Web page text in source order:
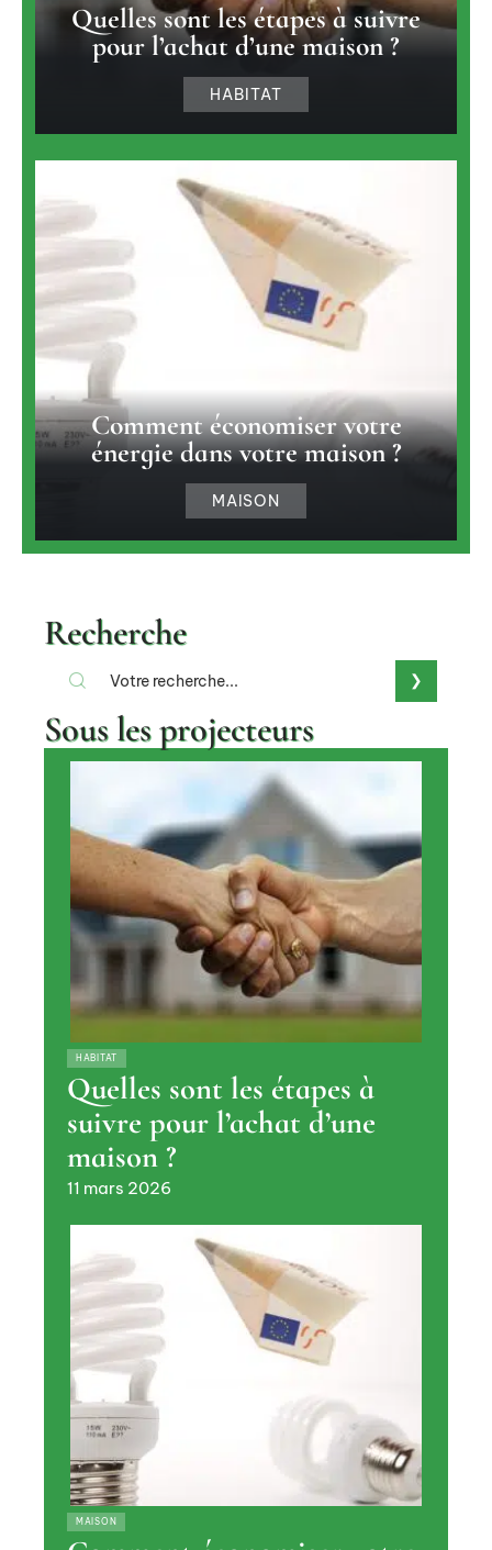
Quelles sont les étapes à suivre
pour l’achat d’une maison ?
HABITAT
Comment économiser votre
énergie dans votre maison ?
MAISON
Recherche
Sous les projecteurs
HABITAT
Quelles sont les étapes à
suivre pour l’achat d’une
maison ?
11 mars 2026
MAISON